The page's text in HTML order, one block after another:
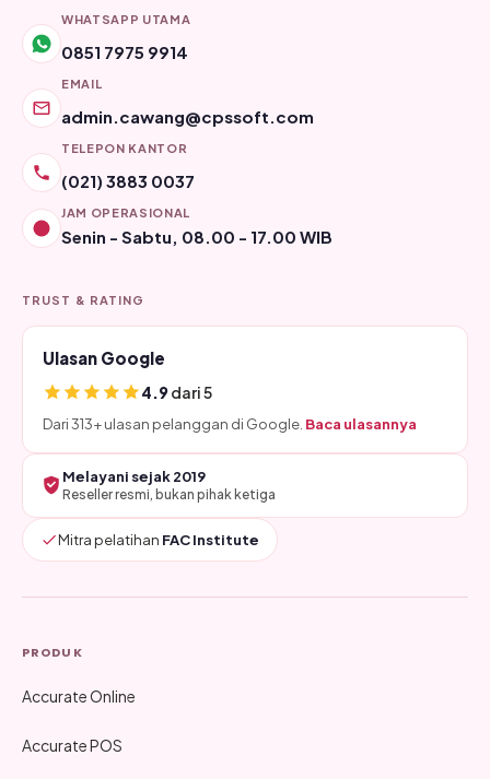
WHATSAPP UTAMA
0851 7975 9914
EMAIL
admin.cawang@cpssoft.com
TELEPON KANTOR
(021) 3883 0037
JAM OPERASIONAL
Senin - Sabtu, 08.00 - 17.00 WIB
TRUST & RATING
Ulasan Google
4.9dari 5
Dari 313+ ulasan pelanggan di Google. Baca ulasannya
Melayani sejak 2019
Reseller resmi, bukan pihak ketiga
Mitra pelatihan FAC Institute
PRODUK
Accurate Online
Accurate POS